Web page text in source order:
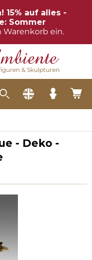
15% auf alles -
Sommer
Warenkorb ein.
& Skulpturen
- Deko -